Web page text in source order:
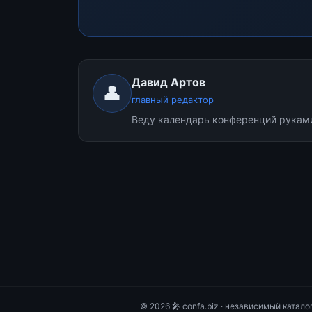
👤 Давид Артов
главный редактор
Веду календарь конференций
© 2026 🎤 confa.biz · независимый